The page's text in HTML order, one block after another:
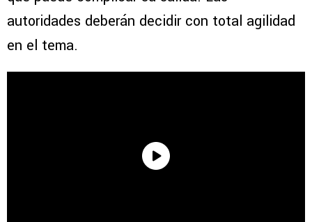
autoridades deberán decidir con total agilidad
en el tema.